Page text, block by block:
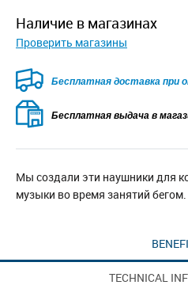
наличие в магазинах
Проверить магазины
Бесплатная доставка при
Бесплатная выдача в
Мы создали эти наушники для
музыки во время занятий бегом.
TECHNICAL